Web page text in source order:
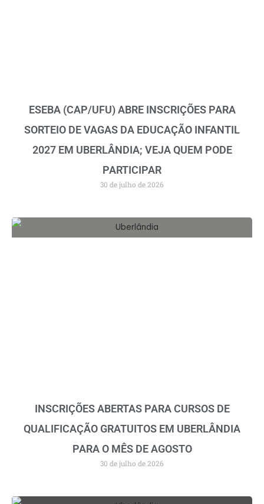
ESEBA (CAP/UFU) ABRE INSCRIÇÕES PARA
SORTEIO DE VAGAS DA EDUCAÇÃO INFANTIL
2027 EM UBERLÂNDIA; VEJA QUEM PODE
PARTICIPAR
30 de julho de 2026
INSCRIÇÕES ABERTAS PARA CURSOS DE
QUALIFICAÇÃO GRATUITOS EM UBERLÂNDIA
PARA O MÊS DE AGOSTO
30 de julho de 2026